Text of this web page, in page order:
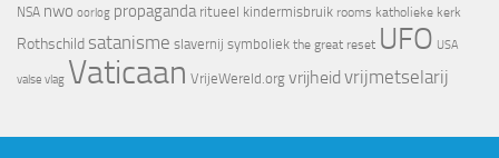
NSA nwo oorlog propaganda ritueel kindermisbruik rooms katholieke kerk
Rothschild satanisme slavernij symboliek the great reset UFO USA
valse vlag Vaticaan VrijeWereld.org vrijheid vrijmetselarij